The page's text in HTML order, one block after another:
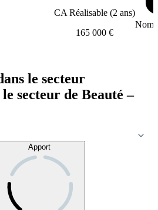
CA Réalisable (2 ans)
165 000 €
le secteur
secteur de Beauté –
Apport